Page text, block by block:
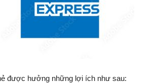
được hưởng những lợi ích như sau: